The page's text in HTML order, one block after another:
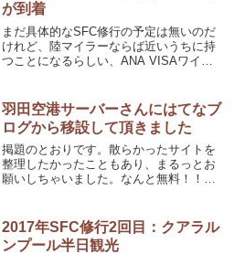
が到着
まだ具体的なSFC修行の予定は無いのだ
けれど、陸マイラーならば近いうちに持
つことになるらしい、ANA VISAワイド
突然明日に決まって、到着したばかりの
カードでチケッ...
羽田空港サーバーさんにはてなブ
ログから移設して頂きました
掲題のとおりです。散らかったサイトを
整理したかったこともあり、まるっとお
願いしちゃいました。なんと無料！！！
について | 羽田空港サーバー
2017年SFC修行2回目：クアラル
ンプール半日観光